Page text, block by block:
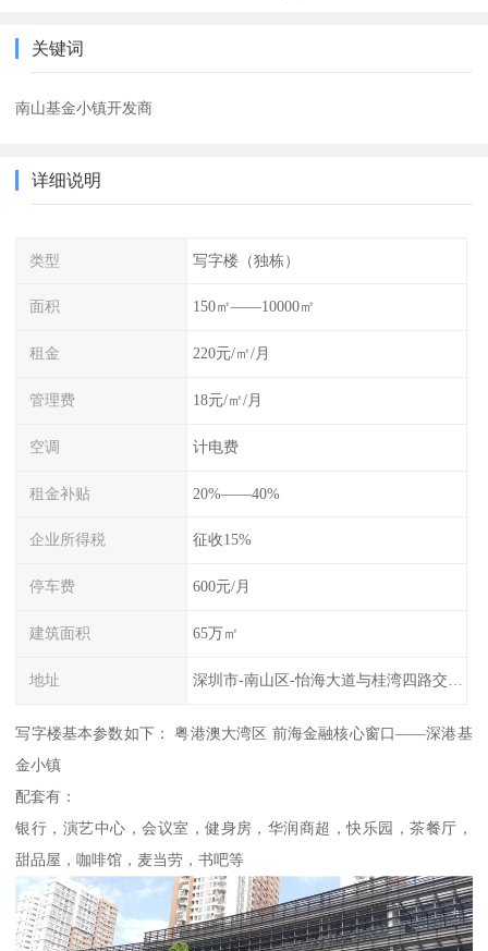
关键词
南山基金小镇开发商
详细说明
类型 写字楼（独栋）
面积 150㎡——10000㎡
租金 220元/㎡/月
管理费 18元/㎡/月
空调 计电费
租金补贴 20%——40%
企业所得税 征收15%
停车费 600元/月
建筑面积 65万㎡
地址
写字楼基本参数如下： 粤港澳大湾区 前海金融核心窗口——深港基
金小镇
配套有：
银行，演艺中心，会议室，健身房，华润商超，快乐园，茶餐厅，
甜品屋，咖啡馆，麦当劳，书吧等